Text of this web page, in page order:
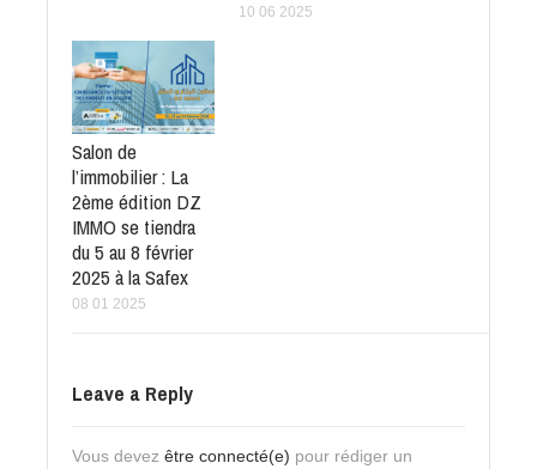
10 06 2025
Salon de
l’immobilier : La
2ème édition DZ
IMMO se tiendra
du 5 au 8 février
2025 à la Safex
08 01 2025
Leave a Reply
Vous devez être connecté(e) pour rédiger un